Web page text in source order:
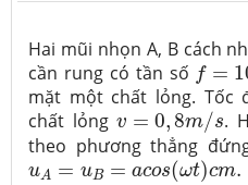
Hai mũi nhọn A, B cách
cần rung có tần số f =
f=
mặt một chất lỏng. Tốc
chất lỏngv = 0,8m/s
v=0 ,8m/s
.
theo phương thẳng
uA = uB = acos(ωt)cm.
uA= uB=acos(ωt)cm.